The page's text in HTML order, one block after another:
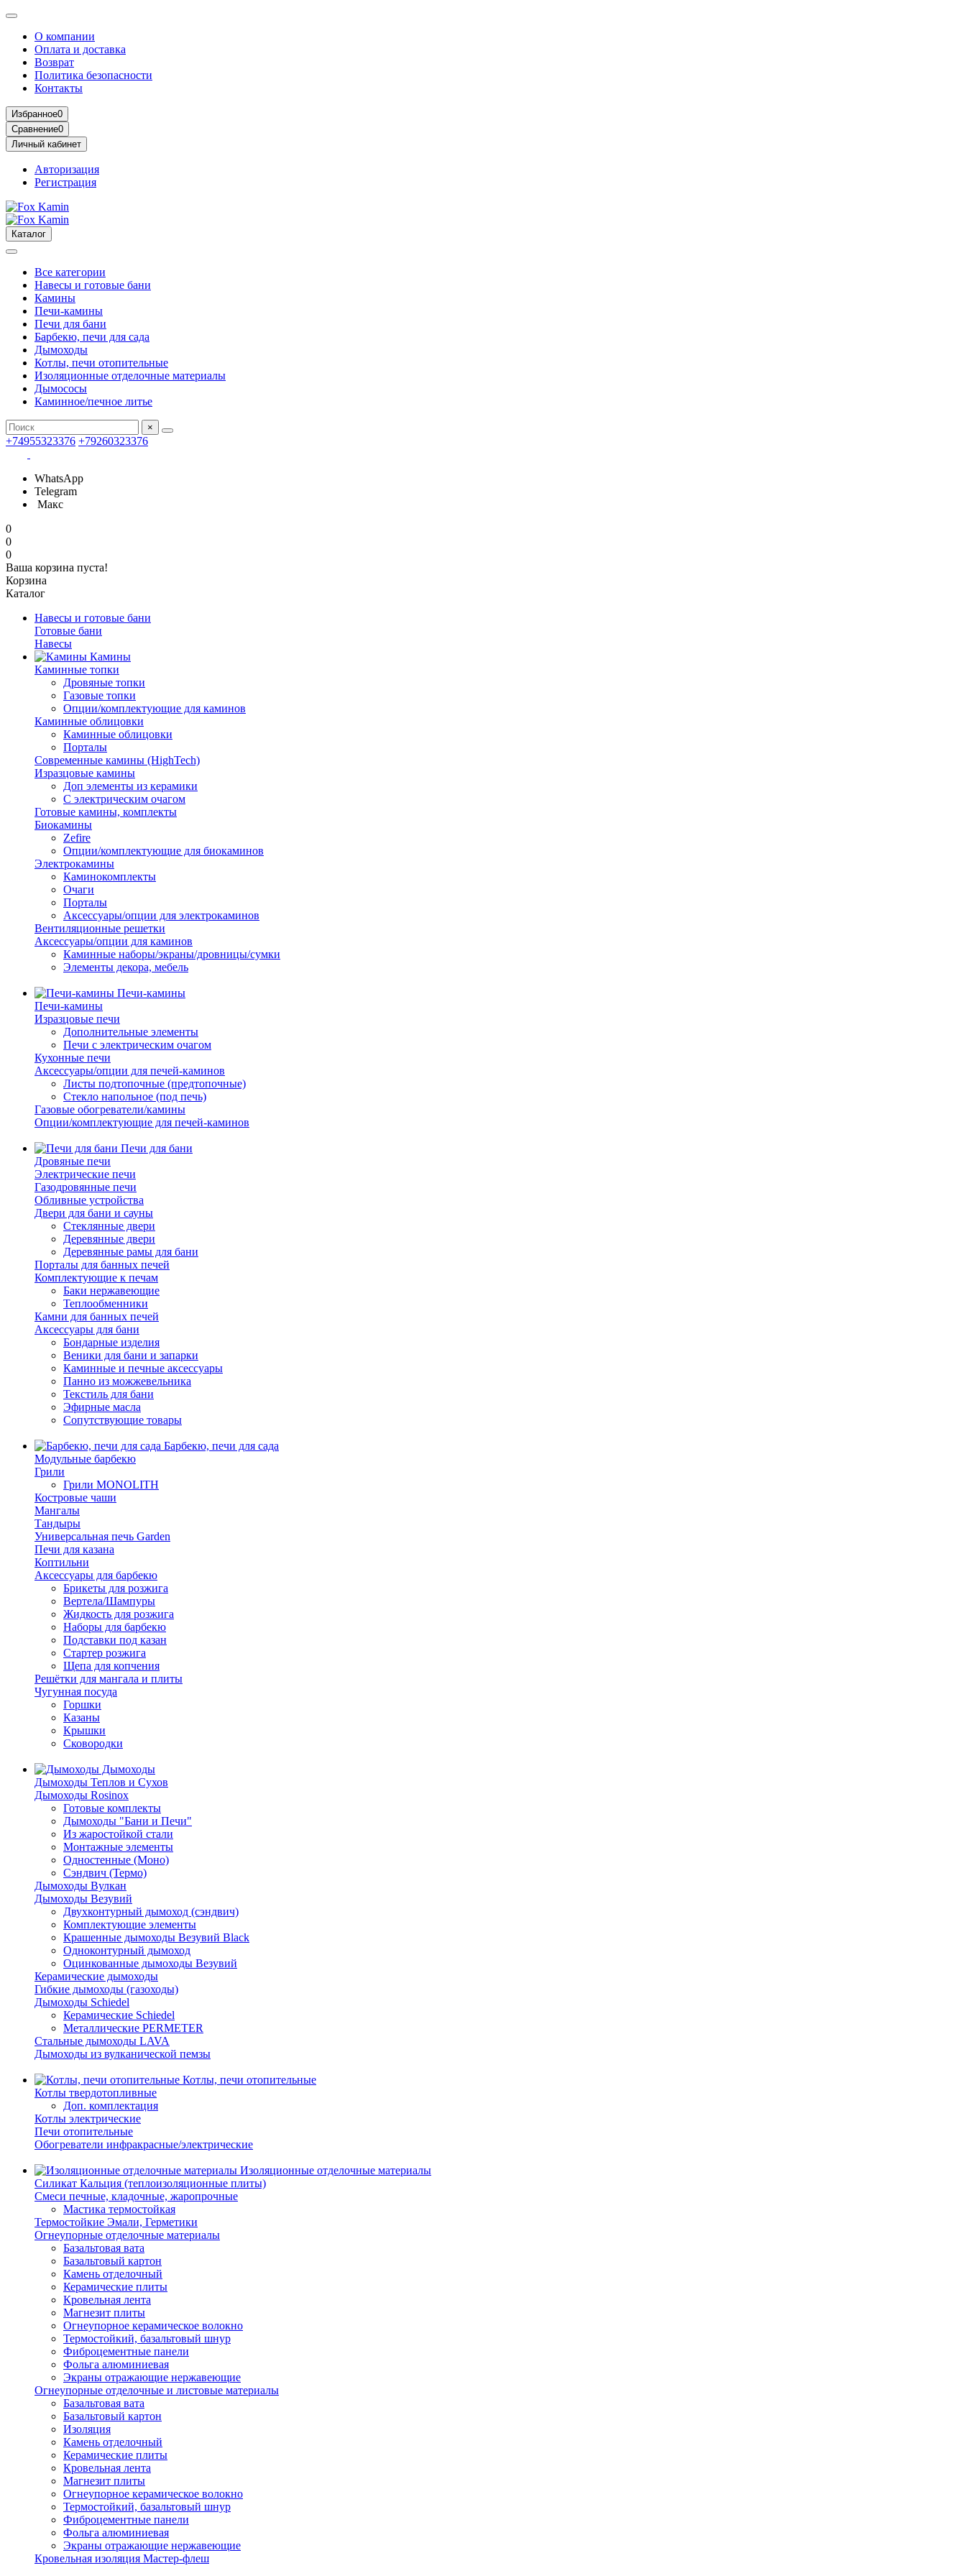
О компании
Оплата и доставка
Возврат
Политика безопасности
Контакты
Избранное0
Сравнение0
Личный кабинет
Авторизация
Регистрация
Каталог
Все категории
Навесы и готовые бани
Камины
Печи-камины
Печи для бани
Барбекю, печи для сада
Дымоходы
Котлы, печи отопительные
Изоляционные отделочные материалы
Дымососы
Каминное/печное литье
×
+74955323376 +79260323376
WhatsApp
Telegram
Макс
0
0
0
Ваша корзина пуста!
Корзина
Каталог
Навесы и готовые бани
Готовые бани
Навесы
Камины
Каминные топки
Дровяные топки
Газовые топки
Опции/комплектующие для каминов
Каминные облицовки
Каминные облицовки
Порталы
Современные камины (HighTech)
Изразцовые камины
Доп элементы из керамики
С электрическим очагом
Готовые камины, комплекты
Биокамины
Zefire
Опции/комплектующие для биокаминов
Электрокамины
Каминокомплекты
Очаги
Порталы
Аксессуары/опции для электрокаминов
Вентиляционные решетки
Аксессуары/опции для каминов
Каминные наборы/экраны/дровницы/сумки
Элементы декора, мебель
Печи-камины
Печи-камины
Изразцовые печи
Дополнительные элементы
Печи с электрическим очагом
Кухонные печи
Аксессуары/опции для печей-каминов
Листы подтопочные (предтопочные)
Стекло напольное (под печь)
Газовые обогреватели/камины
Опции/комплектующие для печей-каминов
Печи для бани
Дровяные печи
Электрические печи
Газодровянные печи
Обливные устройства
Двери для бани и сауны
Стеклянные двери
Деревянные двери
Деревянные рамы для бани
Порталы для банных печей
Комплектующие к печам
Баки нержавеющие
Теплообменники
Камни для банных печей
Аксессуары для бани
Бондарные изделия
Веники для бани и запарки
Каминные и печные аксессуары
Панно из можжевельника
Текстиль для бани
Эфирные масла
Сопутствующие товары
Барбекю, печи для сада
Модульные барбекю
Грили
Грили MONOLITH
Костровые чаши
Мангалы
Тандыры
Универсальная печь Garden
Печи для казана
Коптильни
Аксессуары для барбекю
Брикеты для розжига
Вертела/Шампуры
Жидкость для розжига
Наборы для барбекю
Подставки под казан
Стартер розжига
Щепа для копчения
Решётки для мангала и плиты
Чугунная посуда
Горшки
Казаны
Крышки
Сковородки
Дымоходы
Дымоходы Теплов и Сухов
Дымоходы Rosinox
Готовые комплекты
Дымоходы "Бани и Печи"
Из жаростойкой стали
Монтажные элементы
Одностенные (Моно)
Сэндвич (Термо)
Дымоходы Вулкан
Дымоходы Везувий
Двухконтурный дымоход (сэндвич)
Комплектующие элементы
Крашенные дымоходы Везувий Black
Одноконтурный дымоход
Оцинкованные дымоходы Везувий
Керамические дымоходы
Гибкие дымоходы (газоходы)
Дымоходы Schiedel
Керамические Schiedel
Металлические PERMETER
Стальные дымоходы LAVA
Дымоходы из вулканической пемзы
Котлы, печи отопительные
Котлы твердотопливные
Доп. комплектация
Котлы электрические
Печи отопительные
Обогреватели инфракрасные/электрические
Изоляционные отделочные материалы
Силикат Кальция (теплоизоляционные плиты)
Смеси печные, кладочные, жаропрочные
Мастика термостойкая
Термостойкие Эмали, Герметики
Огнеупорные отделочные материалы
Базальтовая вата
Базальтовый картон
Камень отделочный
Керамические плиты
Кровельная лента
Магнезит плиты
Огнеупорное керамическое волокно
Термостойкий, базальтовый шнур
Фиброцементные панели
Фольга алюминиевая
Экраны отражающие нержавеющие
Огнеупорные отделочные и листовые материалы
Базальтовая вата
Базальтовый картон
Изоляция
Камень отделочный
Керамические плиты
Кровельная лента
Магнезит плиты
Огнеупорное керамическое волокно
Термостойкий, базальтовый шнур
Фиброцементные панели
Фольга алюминиевая
Экраны отражающие нержавеющие
Кровельная изоляция Мастер-флеш